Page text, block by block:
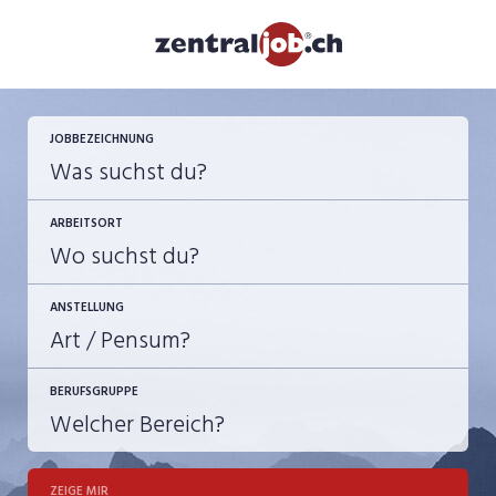
JOBBEZEICHNUNG
ARBEITSORT
ANSTELLUNG
JOB-TYP
Festanstellung
BERUFSGRUPPE
ZEIGE MIR